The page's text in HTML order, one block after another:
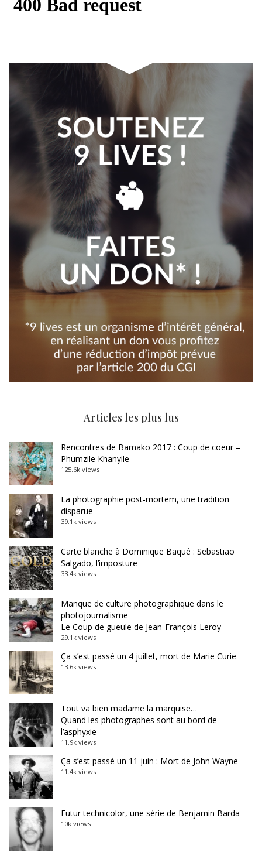
Articles les plus lus
Rencontres de Bamako 2017 : Coup de coeur –
Phumzile Khanyile
125.6k views
La photographie post-mortem, une tradition
disparue
39.1k views
Carte blanche à Dominique Baqué : Sebastião
Salgado, l’imposture
33.4k views
Manque de culture photographique dans le
photojournalisme
Le Coup de gueule de Jean-François Leroy
29.1k views
Ça s’est passé un 4 juillet, mort de Marie Curie
13.6k views
Tout va bien madame la marquise…
Quand les photographes sont au bord de
l’asphyxie
11.9k views
Ça s’est passé un 11 juin : Mort de John Wayne
11.4k views
Futur technicolor, une série de Benjamin Barda
10k views